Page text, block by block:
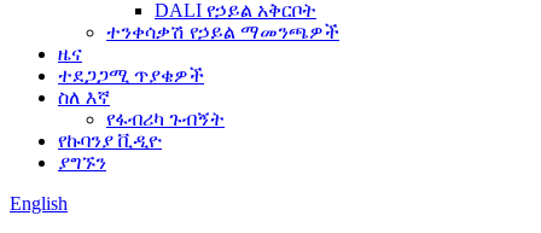
DALI የኃይል አቅርቦት
ተንቀሳቃሽ የኃይል ማመንጫዎች
ዜና
ተደጋጋሚ ጥያቄዎች
ስለ እኛ
የፋብሪካ ጉብኝት
የኩባንያ ቪዲዮ
ያግኙን
English